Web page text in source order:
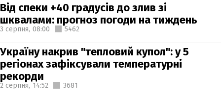
Від спеки +40 градусів до злив зі
шквалами: прогноз погоди на тиждень
3 серпня, 08:00 5462
Україну накрив "тепловий купол": у 5
регіонах зафіксували температурні
рекорди
2 серпня, 14:52 3681